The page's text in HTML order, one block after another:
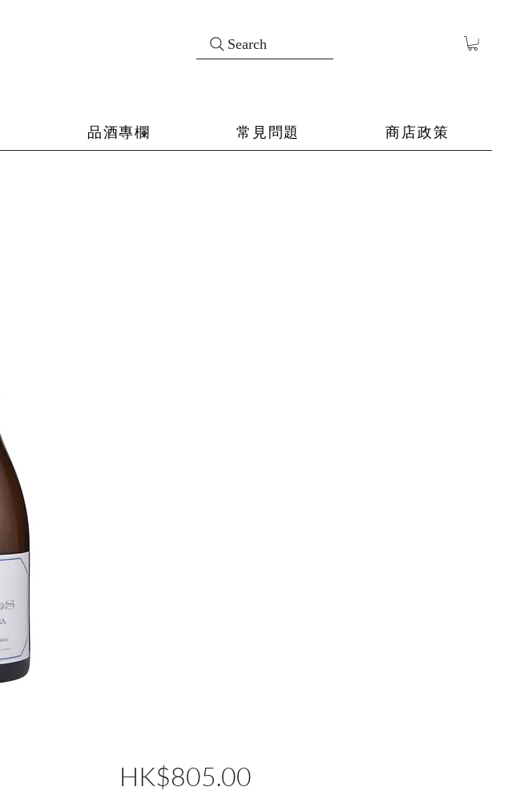
Search
品酒專欄 常見問題 商店政策
HK$805.00價